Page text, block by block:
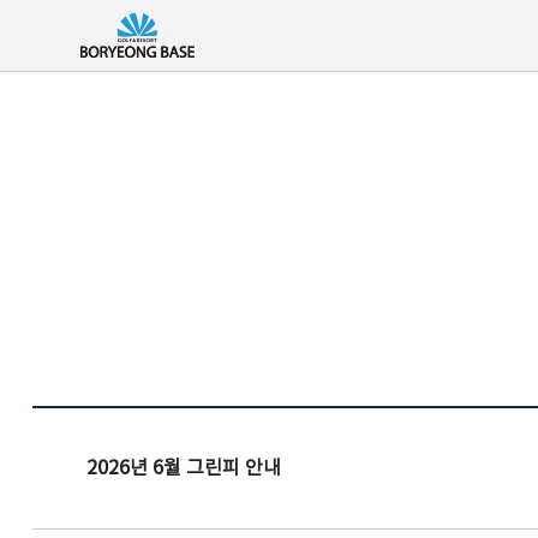
2026년 6월 그린피 안내